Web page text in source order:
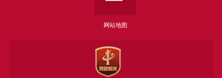
网站地图